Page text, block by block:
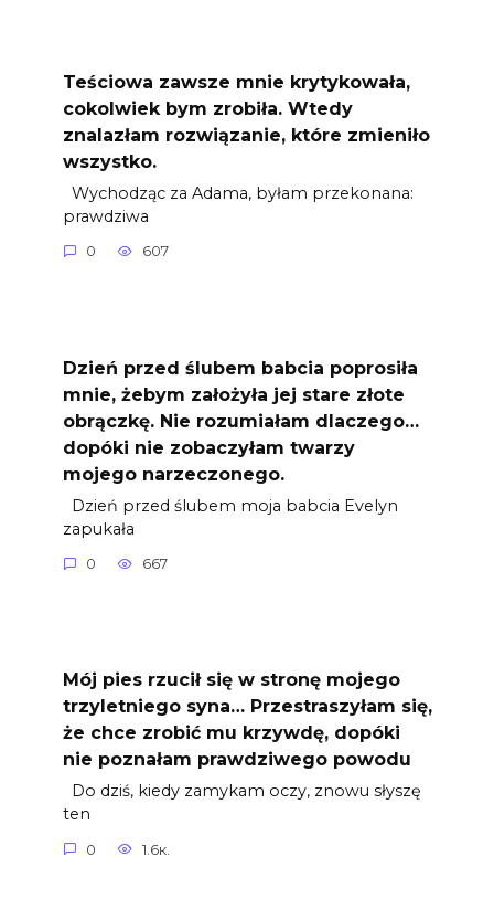
Teściowa zawsze mnie krytykowała,
cokolwiek bym zrobiła. Wtedy
znalazłam rozwiązanie, które zmieniło
wszystko.
Wychodząc za Adama, byłam przekonana:
prawdziwa
0 607
Dzień przed ślubem babcia poprosiła
mnie, żebym założyła jej stare złote
obrączkę. Nie rozumiałam dlaczego…
dopóki nie zobaczyłam twarzy
mojego narzeczonego.
Dzień przed ślubem moja babcia Evelyn
zapukała
0 667
Mój pies rzucił się w stronę mojego
trzyletniego syna… Przestraszyłam się,
że chce zrobić mu krzywdę, dopóki
nie poznałam prawdziwego powodu
Do dziś, kiedy zamykam oczy, znowu słyszę
ten
0 1.6к.